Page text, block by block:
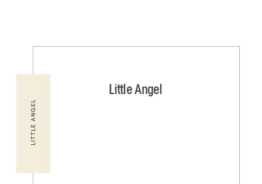
Little Angel
LITTLE ANGEL